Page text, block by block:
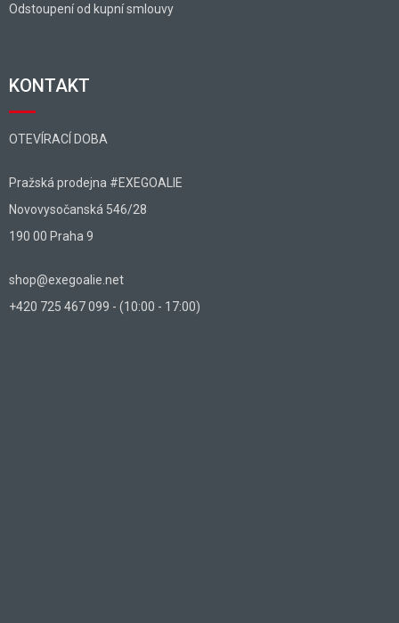
Odstoupení od kupní smlouvy
KONTAKT
OTEVÍRACÍ DOBA
Pražská prodejna #EXEGOALIE
Novovysočanská 546/28
190 00 Praha 9
shop@exegoalie.net
+420 725 467 099 - (10:00 - 17:00)